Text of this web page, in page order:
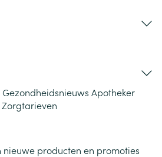
Gezondheidsnieuws Apotheker
Zorgtarieven
producten en promoties